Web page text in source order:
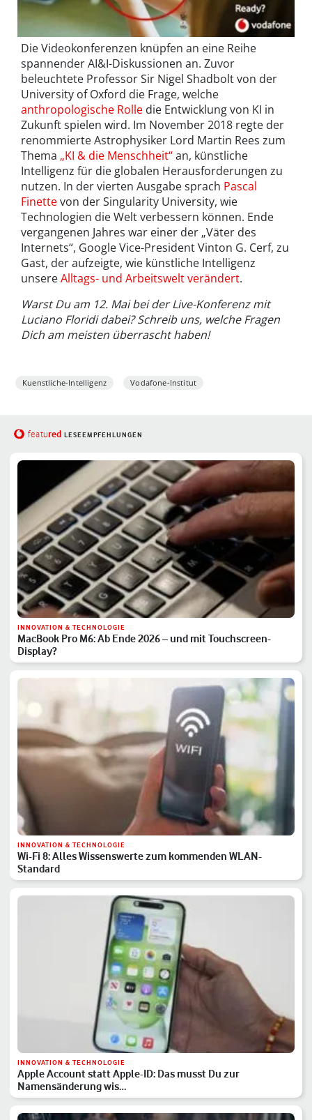
Die Videokonferenzen knüpfen an eine Reihe
spannender AI&I-Diskussionen an. Zuvor
beleuchtete Professor Sir Nigel Shadbolt von der
University of Oxford die Frage, welche
anthropologische Rolle die Entwicklung von KI in
Zukunft spielen wird. Im November 2018 regte der
renommierte Astrophysiker Lord Martin Rees zum
Thema „KI & die Menschheit“an, künstliche
Intelligenz für die globalen Herausforderungen zu
nutzen. In der vierten Ausgabe sprach Pascal
Finettevon der Singularity University, wie
Technologien die Welt verbessern können. Ende
vergangenen Jahres war einer der „Väter des
Internets“, Google Vice-President Vinton G. Cerf, zu
Gast, der aufzeigte, wie künstliche Intelligenz
unsereAlltags- und Arbeitswelt verändert.
Warst Du am 12. Mai bei der Live-Konferenz mit
Luciano Florididabei? Schreib uns, welche Fragen
Dich am meisten überrascht haben!
Kuenstliche-Intelligenz Vodafone-Institut
featured LESEEMPFEHLUNGEN
INNOVATION & TECHNOLOGIE
MacBook Pro M6: Ab Ende 2026 – und mit Touchscreen-
Display?
INNOVATION & TECHNOLOGIE
Wi-Fi 8: Alles Wissenswerte zum kommenden WLAN-
Standard
INNOVATION & TECHNOLOGIE
Apple Account statt Apple-ID: Das musst Du zur
Namensänderung wis…